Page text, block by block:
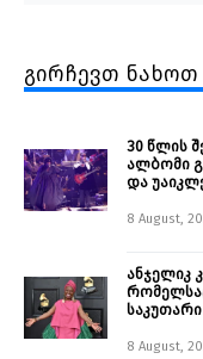
გირჩევთ ნახოთ
30 წლის
ალბომი
და
8 August,
ანჯელიკ
8 August,